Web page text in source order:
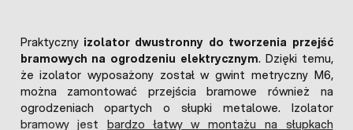
Praktyczny izolator dwustronny do tworzenia przejść
bramowych na ogrodzeniu elektrycznym. Dzięki temu,
że izolator wyposażony został w gwint metryczny M6,
można zamontować przejścia bramowe również na
ogrodzeniach opartych o słupki metalowe. Izolator
bramowy jest bardzo łatwy w montażu na słupkach